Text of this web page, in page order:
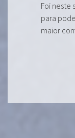
Foi neste
para
maior